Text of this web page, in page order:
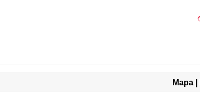
Mapa